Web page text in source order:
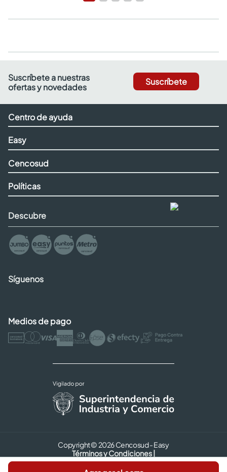
Suscríbete a nuestras
ofertas y novedades
Suscríbete
Centro de ayuda
Easy
Cencosud
Políticas
Descubre
Síguenos
Medios de pago
Copyright © 2026 Cencosud - Easy
Términos y Condiciones |
Seguridad y Privacidad |